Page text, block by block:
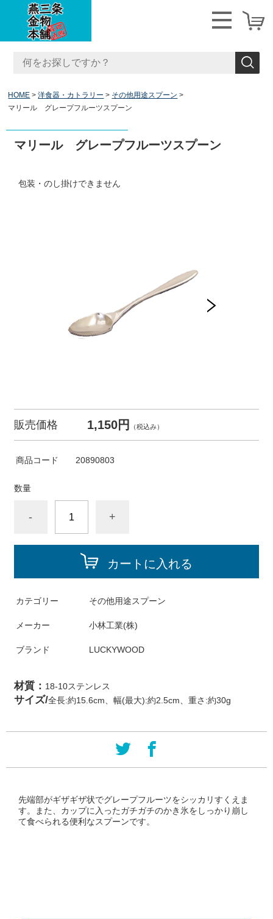
HOME 洋食器・カトラリー
その他用途スプーン
マリール グレープフルーツスプーン
マリール グレープフルーツスプーン
包装・のし掛けできません
販売価格 1,150円 （税込み）
商品コード 20890803
数量
- +
カートに入れる
カテゴリー その他用途スプーン
メーカー 小林工業(株)
ブランド LUCKYWOOD
材質： 18-10ステンレス
サイズ/全長:約15.6cm、幅(最大):約2.5cm、重さ:約30g
先端部がギザギザ状でグレープフルーツをシッカリすくえま
す。また、カップに入ったガチガチのかき氷をしっかり崩し
て食べられる便利なスプーンです。